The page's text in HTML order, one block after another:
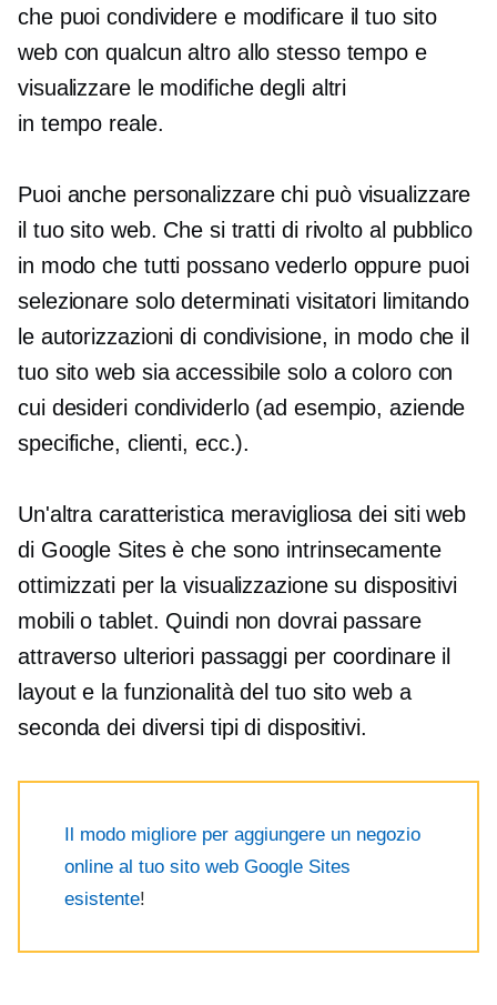
che puoi condividere e modificare il tuo sito
web con qualcun altro allo stesso tempo e
visualizzare le modifiche degli altri
in tempo reale.
Puoi anche personalizzare chi può visualizzare
il tuo sito web. Che si tratti di rivolto al pubblico
in modo che tutti possano vederlo oppure puoi
selezionare solo determinati visitatori limitando
le autorizzazioni di condivisione, in modo che il
tuo sito web sia accessibile solo a coloro con
cui desideri condividerlo (ad esempio, aziende
specifiche, clienti, ecc.).
Un'altra caratteristica meravigliosa dei siti web
di Google Sites è che sono intrinsecamente
ottimizzati per la visualizzazione su dispositivi
mobili o tablet. Quindi non dovrai passare
attraverso ulteriori passaggi per coordinare il
layout e la funzionalità del tuo sito web a
seconda dei diversi tipi di dispositivi.
Il modo migliore per aggiungere un negozio
online al tuo sito web Google Sites
esistente!